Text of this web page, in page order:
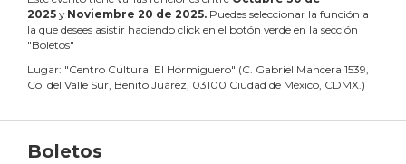
2025 y Noviembre 20 de 2025. Puedes seleccionar la función a
la que desees asistir haciendo click en el botón verde en la sección
"Boletos"
Lugar: "Centro Cultural El Hormiguero" (C. Gabriel Mancera 1539,
Col del Valle Sur, Benito Juárez, 03100 Ciudad de México, CDMX.)
Boletos